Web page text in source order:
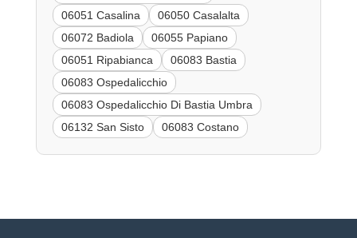
06051 Casalina
06050 Casalalta
06072 Badiola
06055 Papiano
06051 Ripabianca
06083 Bastia
06083 Ospedalicchio
06083 Ospedalicchio Di Bastia Umbra
06132 San Sisto
06083 Costano